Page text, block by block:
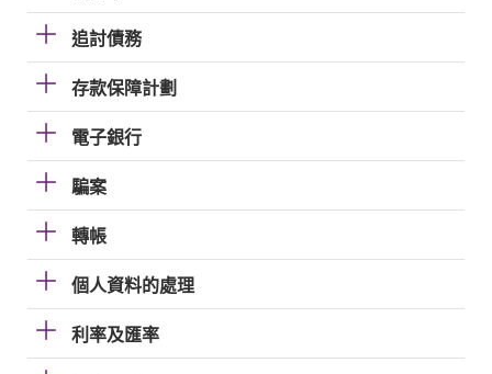
追討債務
存款保障計劃
電子銀行
騙案
轉帳
個人資料的處理
利率及匯率